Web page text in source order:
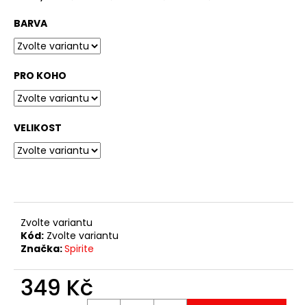
BARVA
PRO KOHO
VELIKOST
Zvolte variantu
Kód: Zvolte variantu
Značka:Spirite
349 Kč
m
e
TRIKO
MÉĎA
1
349
Kč